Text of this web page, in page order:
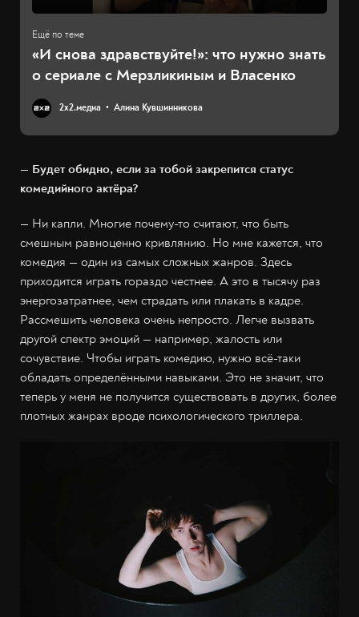
«И снова здравствуйте!»: что нужно знать
о сериале с Мерзликиным и Власенко
2х2.медиа Алина Кувшинникова
— Будет обидно, если за тобой закрепится статус
комедийного актёра?
— Ни капли. Многие почему-то считают, что быть
смешным равноценно кривлянию. Но мне кажется, что
комедия — один из самых сложных жанров. Здесь
приходится играть гораздо честнее. А это в тысячу раз
энергозатратнее, чем страдать или плакать в кадре.
Рассмешить человека очень непросто. Легче вызвать
другой спектр эмоций — например, жалость или
сочувствие. Чтобы играть комедию, нужно всё-таки
обладать определёнными навыками. Это не значит, что
теперь у меня не получится существовать в других, более
плотных жанрах вроде психологического триллера.